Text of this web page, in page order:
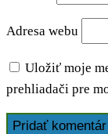
Adresa webu
Uložiť moje
prehliadači pre